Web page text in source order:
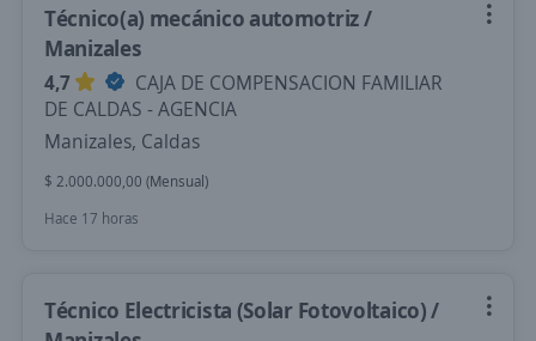
Técnico(a) mecánico automotriz /
Manizales
4,7
CAJA DE COMPENSACION FAMILIAR
DE CALDAS - AGENCIA
Manizales, Caldas
$ 2.000.000,00 (Mensual)
Hace 17 horas
Técnico Electricista (Solar Fotovoltaico) /